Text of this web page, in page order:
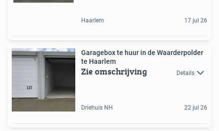
Haarlem 17 jul 26
Garagebox te huur in de Waarderpolder
te Haarlem
Zie omschrijving Details
Driehuis NH 22 jul 26